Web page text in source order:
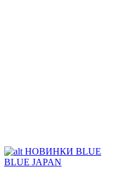
НОВИНКИ BLUE
BLUE JAPAN